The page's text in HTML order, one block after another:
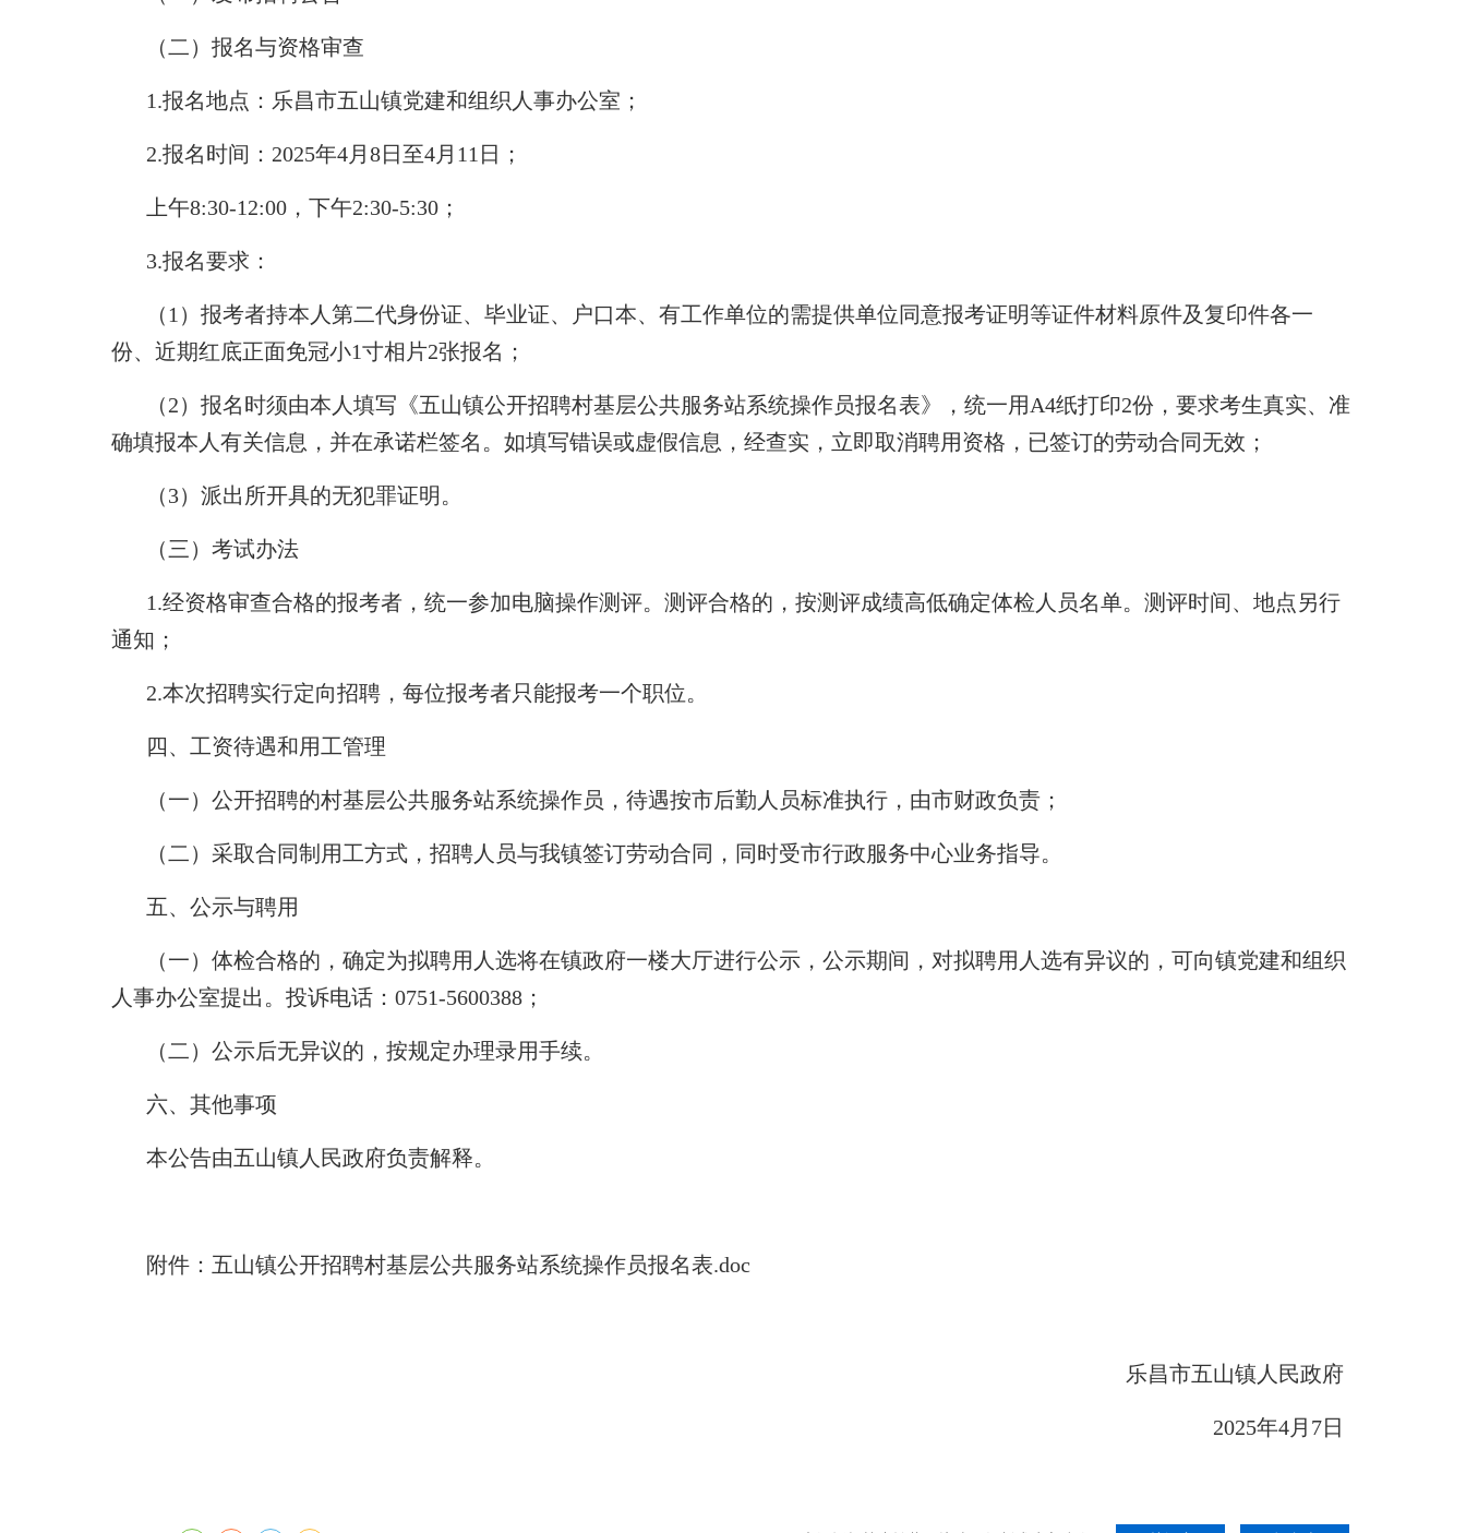
（二）报名与资格审查
1.报名地点：乐昌市五山镇党建和组织人事办公室；
2.报名时间：2025年4月8日至4月11日；
上午8:30-12:00，下午2:30-5:30；
3.报名要求：
（1）报考者持本人第二代身份证、毕业证、户口本、有工作单位的需提供单位同意报考证明等证件材料原件及复印件各一
份、近期红底正面免冠小1寸相片2张报名；
（2）报名时须由本人填写《五山镇公开招聘村基层公共服务站系统操作员报名表》，统一用A4纸打印2份，要求考生真实、准
确填报本人有关信息，并在承诺栏签名。如填写错误或虚假信息，经查实，立即取消聘用资格，已签订的劳动合同无效；
（3）派出所开具的无犯罪证明。
（三）考试办法
1.经资格审查合格的报考者，统一参加电脑操作测评。测评合格的，按测评成绩高低确定体检人员名单。测评时间、地点另行
通知；
2.本次招聘实行定向招聘，每位报考者只能报考一个职位。
四、工资待遇和用工管理
（一）公开招聘的村基层公共服务站系统操作员，待遇按市后勤人员标准执行，由市财政负责；
（二）采取合同制用工方式，招聘人员与我镇签订劳动合同，同时受市行政服务中心业务指导。
五、公示与聘用
（一）体检合格的，确定为拟聘用人选将在镇政府一楼大厅进行公示，公示期间，对拟聘用人选有异议的，可向镇党建和组织
人事办公室提出。投诉电话：0751-5600388；
（二）公示后无异议的，按规定办理录用手续。
六、其他事项
本公告由五山镇人民政府负责解释。
附件：五山镇公开招聘村基层公共服务站系统操作员报名表.doc
乐昌市五山镇人民政府
2025年4月7日